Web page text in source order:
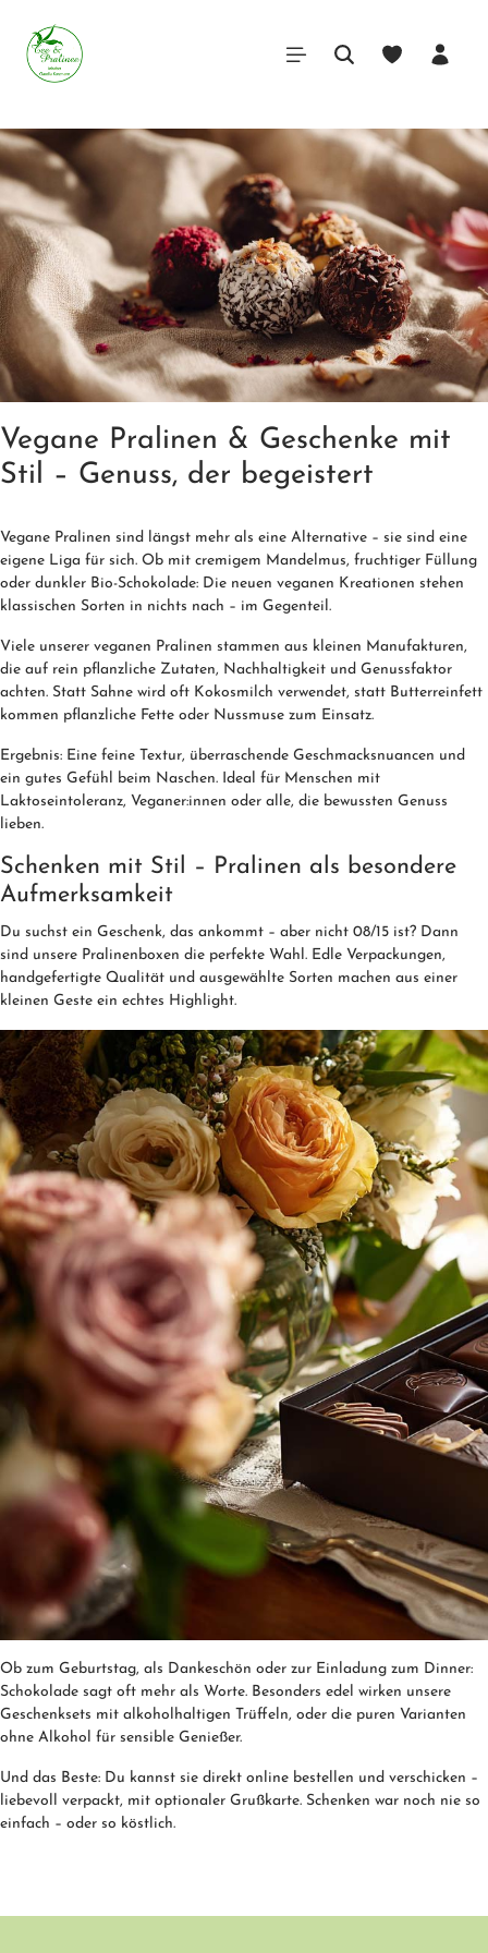
Vegane Pralinen & Geschenke mit
Stil – Genuss, der begeistert
Vegane Pralinen sind längst mehr als eine Alternative – sie sind eine
eigene Liga für sich. Ob mit cremigem Mandelmus, fruchtiger Füllung
oder dunkler Bio-Schokolade: Die neuen veganen Kreationen stehen
klassischen Sorten in nichts nach – im Gegenteil.
Viele unserer veganen Pralinen stammen aus kleinen Manufakturen,
die auf rein pflanzliche Zutaten, Nachhaltigkeit und Genussfaktor
achten. Statt Sahne wird oft Kokosmilch verwendet, statt Butterreinfett
kommen pflanzliche Fette oder Nussmuse zum Einsatz.
Ergebnis: Eine feine Textur, überraschende Geschmacksnuancen und
ein gutes Gefühl beim Naschen. Ideal für Menschen mit
Laktoseintoleranz, Veganer:innen oder alle, die bewussten Genuss
lieben.
Schenken mit Stil – Pralinen als besondere
Aufmerksamkeit
Du suchst ein Geschenk, das ankommt – aber nicht 08/15 ist? Dann
sind unsere Pralinenboxen die perfekte Wahl. Edle Verpackungen,
handgefertigte Qualität und ausgewählte Sorten machen aus einer
kleinen Geste ein echtes Highlight.
Ob zum Geburtstag, als Dankeschön oder zur Einladung zum Dinner:
Schokolade sagt oft mehr als Worte. Besonders edel wirken unsere
Geschenksets mit alkoholhaltigen Trüffeln, oder die puren Varianten
ohne Alkohol für sensible Genießer.
Und das Beste: Du kannst sie direkt online bestellen und verschicken –
liebevoll verpackt, mit optionaler Grußkarte. Schenken war noch nie so
einfach – oder so köstlich.